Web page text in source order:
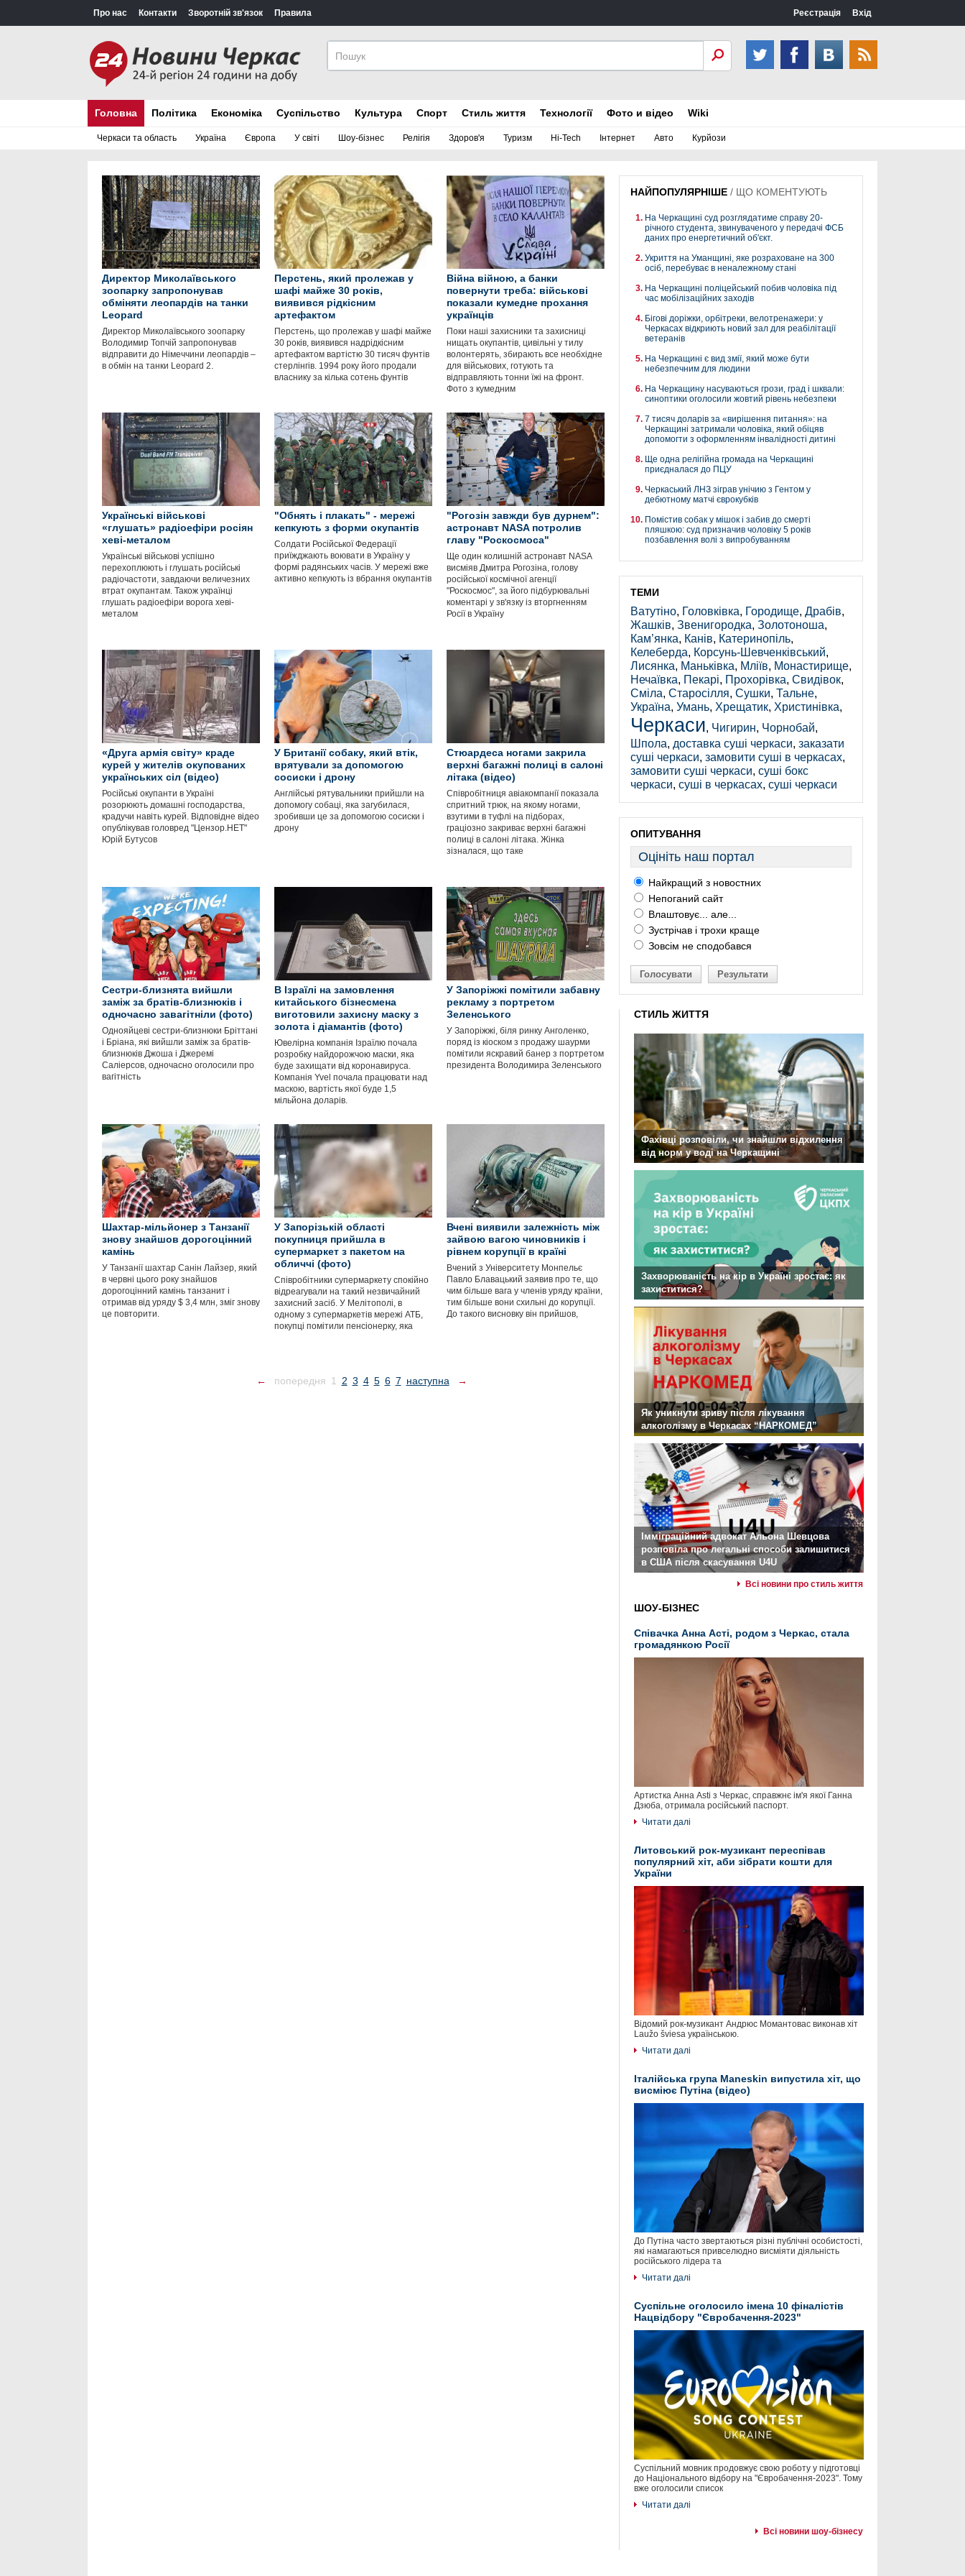
Про нас Контакти Зворотній зв'язок Правила Реєстрація Вхід
Головна
Черкаси та область Україна Європа У світі Шоу-бізнес Релігія Здоров'я Туризм Hi-Tech Інтернет Авто Курйози
Політика Економіка Суспільство Культура Спорт Стиль життя Технології Фото и відео Wiki
Директор Миколаївського
зоопарку запропонував
обміняти леопардів на танки
Leopard
Директор Миколаївського зоопарку
Володимир Топчій запропонував
відправити до Німеччини леопардів –
в обмін на танки Leopard 2.
Перстень, який пролежав у
шафі майже 30 років,
виявився рідкісним
артефактом
Перстень, що пролежав у шафі майже
30 років, виявився надрідкісним
артефактом вартістю 30 тисяч фунтів
стерлінгів. 1994 року його продали
власнику за кілька сотень фунтів
Війна війною, а банки
повернути треба: військові
показали кумедне прохання
українців
Поки наші захисники та захисниці
нищать окупантів, цивільні у тилу
волонтерять, збирають все необхідне
для військових, готують та
відправляють тонни їжі на фронт.
Фото з кумедним
Українські військові
«глушать» радіоефіри росіян
хеві-металом
Українські військові успішно
перехоплюють і глушать російські
радіочастоти, завдаючи величезних
втрат окупантам. Також українці
глушать радіоефіри ворога хеві-
металом
"Обнять і плакать" - мережі
кепкують з форми окупантів
Солдати Російської Федерації
приїжджають воювати в Україну у
формі радянських часів. У мережі вже
активно кепкують із вбрання окупантів
"Рогозін завжди був дурнем":
астронавт NASA потролив
главу "Роскосмоса"
Ще один колишній астронавт NASA
висміяв Дмитра Рогозіна, голову
російської космічної агенції
"Роскосмос", за його підбурювальні
коментарі у зв'язку із вторгненням
Росії в Україну
«Друга армія світу» краде
курей у жителів окупованих
українських сіл (відео)
Російські окупанти в Україні
розорюють домашні господарства,
крадучи навіть курей. Відповідне відео
опублікував головред "Цензор.НЕТ"
Юрій Бутусов
У Британії собаку, який втік,
врятували за допомогою
сосиски і дрону
Англійські рятувальники прийшли на
допомогу собаці, яка загубилася,
зробивши це за допомогою сосиски і
дрону
Стюардеса ногами закрила
верхні багажні полиці в салоні
літака (відео)
Співробітниця авіакомпанії показала
спритний трюк, на якому ногами,
взутими в туфлі на підборах,
граціозно закриває верхні багажні
полиці в салоні літака. Жінка
зізналася, що таке
Сестри-близнята вийшли
заміж за братів-близнюків і
одночасно завагітніли (фото)
Однояйцеві сестри-близнюки Бріттані
і Бріана, які вийшли заміж за братів-
близнюків Джоша і Джеремі
Саліерсов, одночасно оголосили про
вагітність
В Ізраїлі на замовлення
китайського бізнесмена
виготовили захисну маску з
золота і діамантів (фото)
Ювелірна компанія Ізраїлю почала
розробку найдорожчою маски, яка
буде захищати від коронавируса.
Компанія Yvel почала працювати над
маскою, вартість якої буде 1,5
мільйона доларів.
У Запоріжжі помітили забавну
рекламу з портретом
Зеленського
У Запоріжжі, біля ринку Анголенко,
поряд із кіоском з продажу шаурми
помітили яскравий банер з портретом
президента Володимира Зеленського
Шахтар-мільйонер з Танзанії
знову знайшов дорогоцінний
камінь
У Танзанії шахтар Санін Лайзер, який
в червні цього року знайшов
дорогоцінний камінь танзанит і
отримав від уряду $ 3,4 млн, зміг знову
це повторити.
У Запорізькій області
покупниця прийшла в
супермаркет з пакетом на
обличчі (фото)
Співробітники супермаркету спокійно
відреагували на такий незвичайний
захисний засіб. У Мелітополі, в
одному з супермаркетів мережі АТБ,
покупці помітили пенсіонерку, яка
Вчені виявили залежність між
зайвою вагою чиновників і
рівнем корупції в країні
Вчений з Університету Монпельє
Павло Блавацький заявив про те, що
чим більше вага у членів уряду країни,
тим більше вони схильні до корупції.
До такого висновку він прийшов,
← попередня 1 2 3 4 5 6 7 наступна →
НАЙПОПУЛЯРНІШЕ / ЩО КОМЕНТУЮТЬ
На Черкащині суд розглядатиме справу 20-
річного студента, звинуваченого у передачі ФСБ
даних про енергетичний об'єкт.
Укриття на Уманщині, яке розраховане на 300
осіб, перебуває в неналежному стані
На Черкащині поліцейський побив чоловіка під
час мобілізаційних заходів
Бігові доріжки, орбітреки, велотренажери: у
Черкасах відкриють новий зал для реабілітації
ветеранів
На Черкащині є вид змії, який може бути
небезпечним для людини
На Черкащину насуваються грози, град і шквали:
синоптики оголосили жовтий рівень небезпеки
7 тисяч доларів за «вирішення питання»: на
Черкащині затримали чоловіка, який обіцяв
допомогти з оформленням інвалідності дитині
Ще одна релігійна громада на Черкащині
приєдналася до ПЦУ
Черкаський ЛНЗ зіграв унічию з Гентом у
дебютному матчі єврокубків
Помістив собак у мішок і забив до смерті
пляшкою: суд призначив чоловіку 5 років
позбавлення волі з випробуванням
ТЕМИ
Ватутіно, Головківка, Городище, Драбів,
Жашків, Звенигородка, Золотоноша,
Кам’янка, Канів, Катеринопіль,
Келеберда, Корсунь-Шевченківський,
Лисянка, Маньківка, Мліїв, Монастирище,
Нечаївка, Пекарі, Прохорівка, Свидівок,
Сміла, Старосілля, Сушки, Тальне,
Україна, Умань, Хрещатик, Христинівка,
Черкаси, Чигирин, Чорнобай,
Шпола, доставка суші черкаси, заказати
суші черкаси, замовити суші в черкасах,
замовити суші черкаси, суші бокс
черкаси, суші в черкасах, суші черкаси
ОПИТУВАННЯ
Оцініть наш портал
Найкращий з новостних
Непоганий сайт
Влаштовує... але...
Зустрічав і трохи краще
Зовсім не сподобався
Голосувати Результати
СТИЛЬ ЖИТТЯ
Фахівці розповіли, чи знайшли відхилення
від норм у воді на Черкащині
Захворюваність на кір в Україні зростає: як
захиститися?
Як уникнути зриву після лікування
алкоголізму в Черкасах “НАРКОМЕД”
Імміграційний адвокат Альона Шевцова
розповіла про легальні способи залишитися
в США після скасування U4U
Всі новини про стиль життя
ШОУ-БІЗНЕС
Співачка Анна Асті, родом з Черкас, стала
громадянкою Росії
Артистка Анна Asti з Черкас, справжнє ім'я якої Ганна
Дзюба, отримала російський паспорт.
Читати далі
Литовський рок-музикант переспівав
популярний хіт, аби зібрати кошти для
України
Відомий рок-музикант Андрюс Момантовас виконав хіт
Laužo šviesa українською.
Читати далі
Італійська група Maneskin випустила хіт, що
висміює Путіна (відео)
До Путіна часто звертаються різні публічні особистості,
які намагаються привселюдно висміяти діяльність
російського лідера та
Читати далі
Суспільне оголосило імена 10 фіналістів
Нацвідбору "Євробачення-2023"
Суспільний мовник продовжує свою роботу у підготовці
до Національного відбору на "Євробачення-2023". Тому
вже оголосили список
Читати далі
Всі новини шоу-бізнесу